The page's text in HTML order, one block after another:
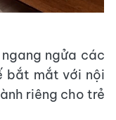
ngửa các
bắt mắt với nội
riêng cho trẻ